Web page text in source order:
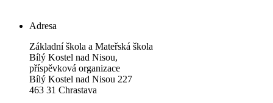
Adresa
Základní škola a Mateřská škola
Bílý Kostel nad Nisou,
příspěvková organizace
Bílý Kostel nad Nisou 227
463 31 Chrastava